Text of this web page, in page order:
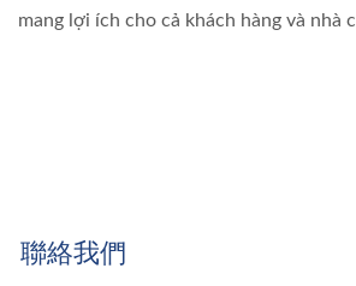
mang lợi ích cho cả khách hàng và nhà